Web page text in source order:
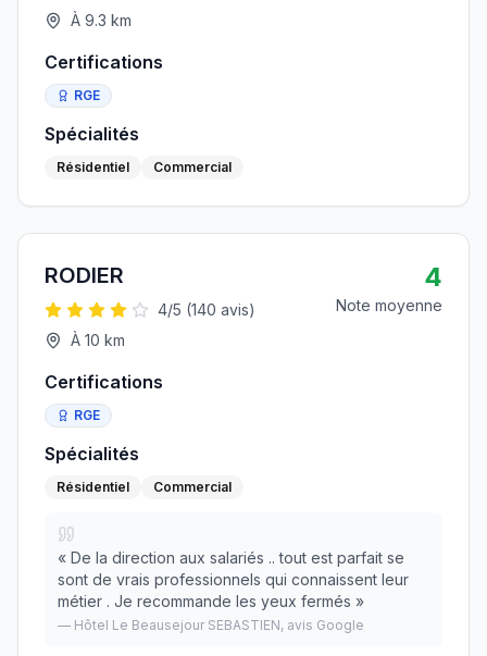
À 9.3 km
Certifications
RGE
Spécialités
Résidentiel Commercial
RODIER
4/5 (140 avis)
À 10 km
4
Note moyenne
Certifications
RGE
Spécialités
Résidentiel Commercial
« De la direction aux salariés .. tout est parfait se
sont de vrais professionnels qui connaissent leur
métier . Je recommande les yeux fermés »
— Hôtel Le Beausejour SEBASTIEN, avis Google